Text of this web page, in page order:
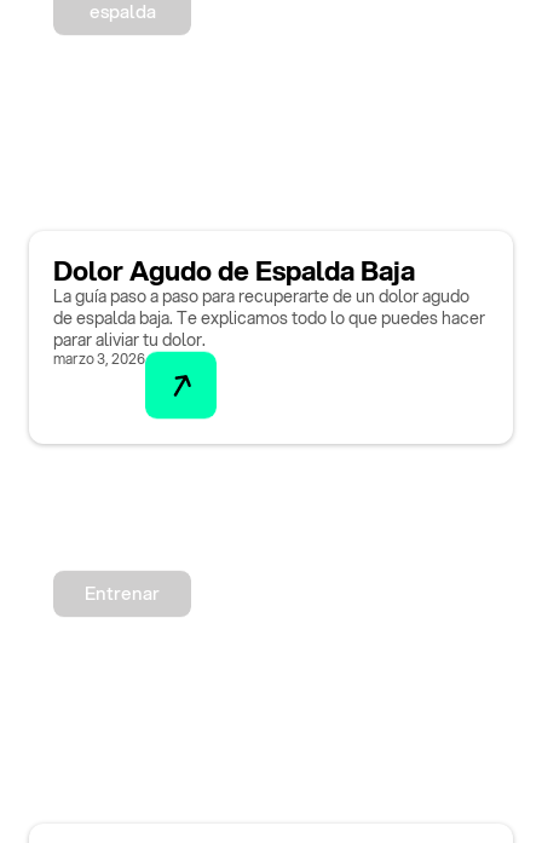
espalda
Dolor Agudo de Espalda Baja
La guía paso a paso para recuperarte de un dolor agudo
de espalda baja. Te explicamos todo lo que puedes hacer
parar aliviar tu dolor.
marzo 3, 2026
Entrenar